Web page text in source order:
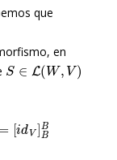
que
en
S∈L(W,V)
V B B